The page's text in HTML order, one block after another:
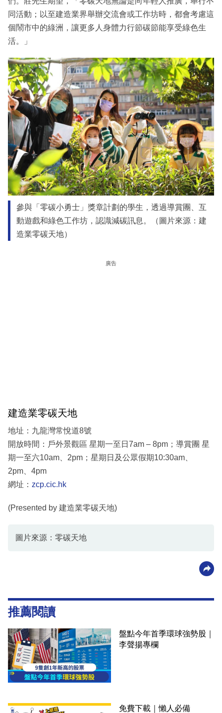
同活動；以至建造業界舉辦交流會或工作坊時，都會考慮這
個鬧市中的綠洲，讓更多人身體力行節碳節能享受綠色生
活。」
參與「零碳小勇士」獎章計劃的學生，透過導賞團、互
動遊戲和綠色工作坊，認識減碳訊息。（圖片來源：建
造業零碳天地）
廣告
建造業零碳天地
地址：九龍灣常悅道8號
開放時間：戶外景觀區 星期一至日7am – 8pm；導賞團 星
期一至六10am、2pm；星期日及公眾假期10:30am、
2pm、4pm
網址： zcp.cic.hk
(Presented by 建造業零碳天地)
圖片來源：零碳天地
推薦閱讀
盤點今年首季環球強勢股｜
李聲揚專欄
免費下載｜懶人必備